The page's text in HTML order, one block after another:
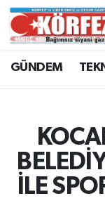
GÜNDEM
İLE
Trafik
Süper Lig
Tüm
Son Dakika